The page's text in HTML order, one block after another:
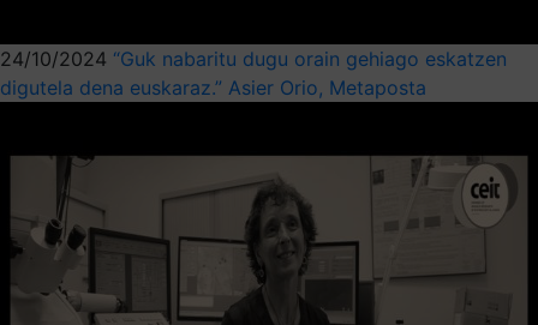
24/10/2024 “Guk nabaritu dugu orain gehiago eskatzen
digutela dena euskaraz.” Asier Orio, Metaposta